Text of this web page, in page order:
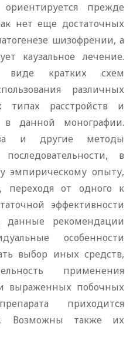
ориентируется прежде
нет еще достаточных
шизофрении, а
каузальное лечение.
кратких схем
различных
типах расстройств и
данной монографии.
и другие методы
в
эмпирическому опыту,
переходя от одного к
эффективности
данные рекомендации
особенности
выбор иных средств,
применения
выраженных побочных
приходится
Возможны также их